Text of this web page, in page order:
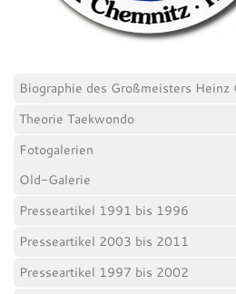
Biographie des Großmeisters Heinz
Theorie Taekwondo
Fotogalerien
Old-Galerie
Presseartikel 1991 bis 1996
Presseartikel 2003 bis 2011
Presseartikel 1997 bis 2002